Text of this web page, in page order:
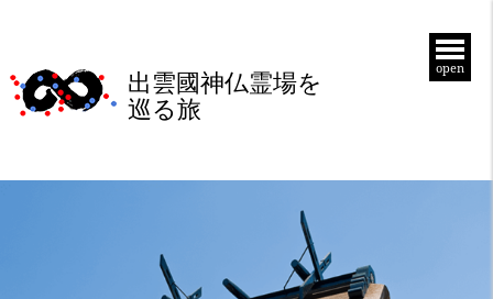
出雲國神仏霊場を
巡る旅
open